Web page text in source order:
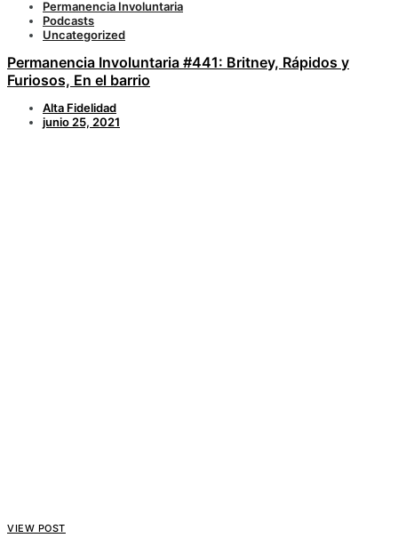
Permanencia Involuntaria
Podcasts
Uncategorized
Permanencia Involuntaria #441: Britney, Rápidos y
Furiosos, En el barrio
Alta Fidelidad
junio 25, 2021
VIEW POST